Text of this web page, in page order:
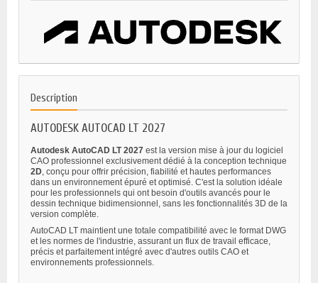
Description
AUTODESK AUTOCAD LT 2027
Autodesk AutoCAD LT 2027 est la version mise à jour du logiciel
CAO professionnel exclusivement dédié à la conception technique
2D, conçu pour offrir précision, fiabilité et hautes performances
dans un environnement épuré et optimisé. C'est la solution idéale
pour les professionnels qui ont besoin d'outils avancés pour le
dessin technique bidimensionnel, sans les fonctionnalités 3D de la
version complète.
AutoCAD LT maintient une totale compatibilité avec le format DWG
et les normes de l'industrie, assurant un flux de travail efficace,
précis et parfaitement intégré avec d'autres outils CAO et
environnements professionnels.